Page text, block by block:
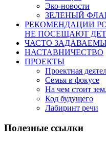
Эко-новости
ЗЕЛЕНЫЙ
РЕКОМЕНДАЦИИ
НЕ ПОСЕЩАЮТ
ЧАСТО
НАСТАВНИЧЕСТВО
ПРОЕКТЫ
Проектная
Семья в фокусе
На чем стоит
Код будущего
Лабиринт речи
Полезные ссылки